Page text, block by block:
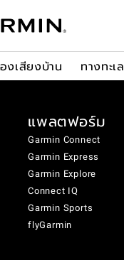
งเสียงบ้าน ทางทะเล
แพลตฟอร์ม
Garmin Connect
Garmin Express
Garmin Explore
Connect IQ
Garmin Sports
flyGarmin